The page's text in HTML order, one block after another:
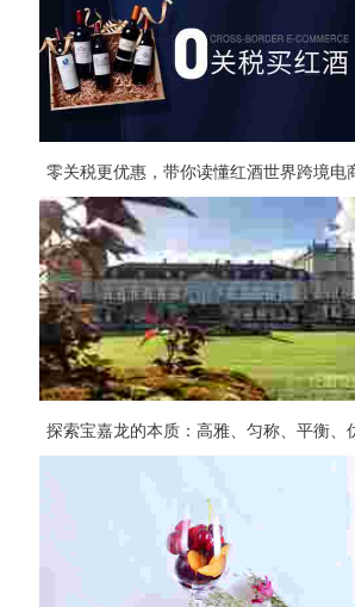
零关税更优惠，带你读懂红酒世界跨境电
探索宝嘉龙的本质：高雅、匀称、平衡、
雅而卓越